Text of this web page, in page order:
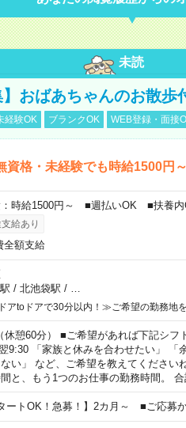
未読
】おばあちゃんのお散
経験OK ブランクOK WEB登録・面接
格・未経験でも時給1500円～
：時給1500円～ ■週払いOK ■扶養
給あり
全額支給
/ 北池袋駅 /
アtoドアで30分以内！≫ご希望の勤務地を
休憩60分） ■ご希望があれば下記シ
9:30 「家族と休みを合わせたい」 「
い」 など、ご希望を教えてくださ
と、もう1つのお仕事の勤務時間。
ートOK！急募！】2カ月～ ■ご応募